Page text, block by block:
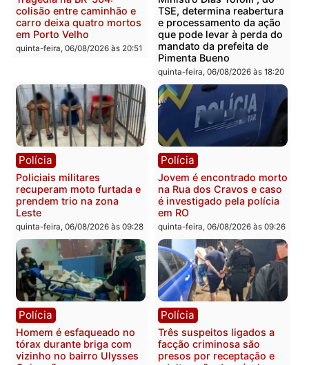
Homem é encontrado
morto em residência no
bairro Colina Park em RO
sexta-feira, 07/08/2026 às 09:30
Polícia
Polícia Militar apreende
explosivos e
durante patrulhamento
fluvial no Rio Madeira em
Porto Velho
sexta-feira, 07/08/2026 às
Polícia
Tragédia na BR-364:
colisão entre caminhão e
carro deixa quatro mortos
em Porto Velho
quinta-feira, 06/08/2026 às 20:51
Política
Ministro Dias Tofolli , do
TSE, determina
e processamento da
que pode levar à perda
mandato da prefeita de
Pimenta Bueno
quinta-feira, 06/08/2026 às